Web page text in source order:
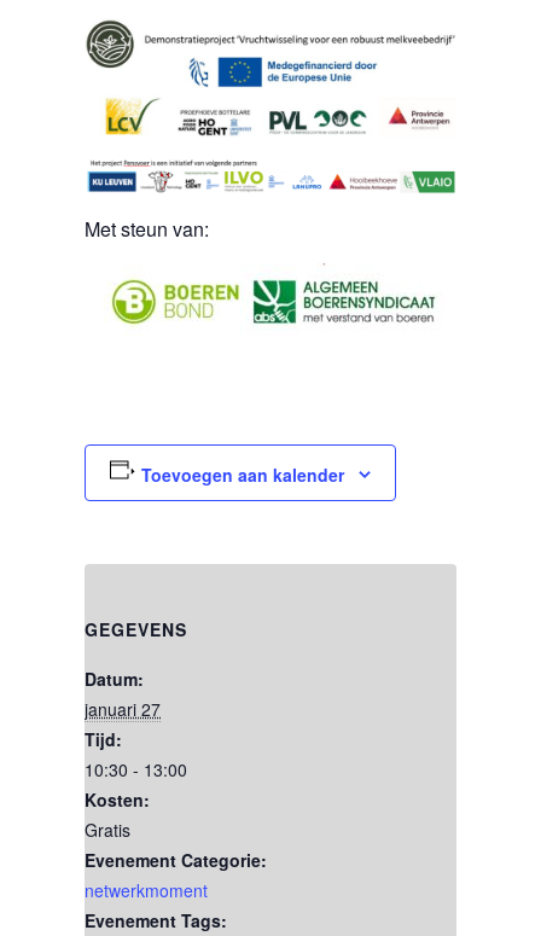
Met steun van:
Toevoegen aan kalender
GEGEVENS
Datum:
januari 27
Tijd:
10:30 - 13:00
Kosten:
Gratis
Evenement Categorie:
netwerkmoment
Evenement Tags: